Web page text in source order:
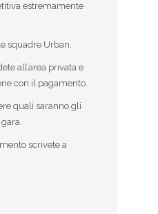
estremamente
squadre Urban.
all’area privata e
con il pagamento.
quali saranno gli
scrivete a